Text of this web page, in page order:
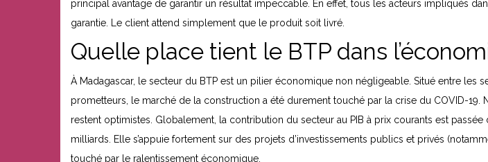
principal avantage de garantir un résultat impeccable. En effet, tous les acteurs impliqués
garantie. Le client attend simplement que le produit soit livré.
Quelle place tient le BTP dans
À Madagascar, le secteur du BTP est un pilier économique non négligeable. Situé entre les
prometteurs, le marché de la construction a été durement touché par la crise du COVID-
restent optimistes. Globalement, la contribution du secteur au PIB à prix courants est passée
milliards. Elle s’appuie fortement sur des projets d’investissements publics et privés
touché par le ralentissement économique.